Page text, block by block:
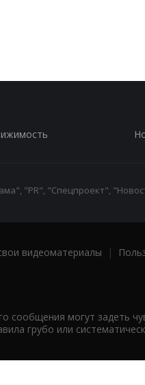
"PR", "Спецпроект",
видеоматериалы |
могут задеть
грубо или